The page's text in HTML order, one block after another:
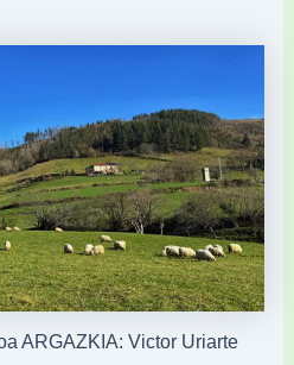
ARGAZKIA: Victor Uriarte